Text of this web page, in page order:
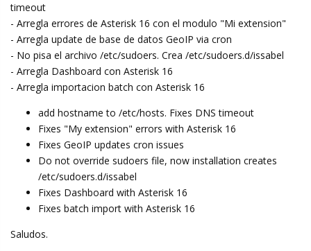
timeout
- Arregla errores de Asterisk 16 con el modulo "Mi extension"
- Arregla update de base de datos GeoIP via cron
- No pisa el archivo /etc/sudoers. Crea /etc/sudoers.d/issabel
- Arregla Dashboard con Asterisk 16
- Arregla importacion batch con Asterisk 16
add hostname to /etc/hosts. Fixes DNS timeout
Fixes "My extension" errors with Asterisk 16
Fixes GeoIP updates cron issues
Do not override sudoers file, now installation creates
/etc/sudoers.d/issabel
Fixes Dashboard with Asterisk 16
Fixes batch import with Asterisk 16
Saludos.